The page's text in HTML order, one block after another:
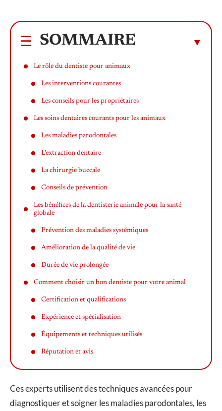
SOMMAIRE
Le rôle du dentiste pour animaux
Les interventions courantes
Les conseils pour les propriétaires
Les soins dentaires courants pour les animaux
Les maladies parodontales
L’extraction dentaire
La chirurgie buccale
Conseils de prévention
Les bénéfices de la dentisterie animale pour la santé
globale
Prévention des maladies systémiques
Amélioration de la qualité de vie
Durée de vie prolongée
Comment choisir un bon dentiste pour votre animal
Certification et qualifications
Expérience et spécialisation
Équipements et techniques utilisés
Réputation et avis
Ces experts utilisent des techniques avancées pour
diagnostiquer et soigner les maladies parodontales, les